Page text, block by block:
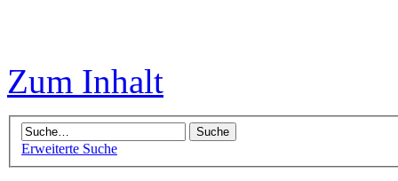
Zum Inhalt
Erweiterte Suche